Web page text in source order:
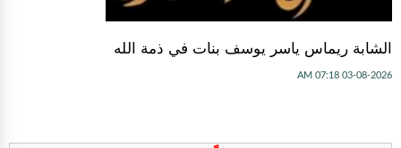
الشابة ريماس ياسر يوسف بنات في ذمة الله
03-08-2026 07:18 AM